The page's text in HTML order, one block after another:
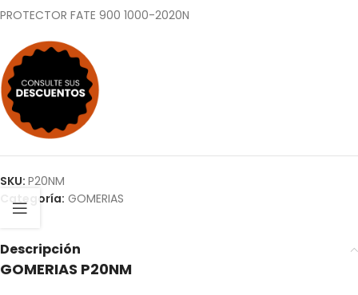
PROTECTOR FATE 900 1000-2020N
SKU: P20NM
Categoría: GOMERIAS
Descripción
GOMERIAS P20NM